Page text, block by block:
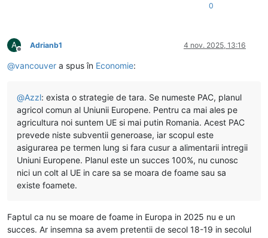
0
A
Deconectat
Adrianb1 4 nov. 2025, 13:16
@vancouver a spus în Economie:
@Azzl: exista o strategie de tara. Se numeste PAC, planul
agricol comun al Uniunii Europene. Pentru ca mai ales pe
agricultura noi suntem UE si mai putin Romania. Acest PAC
prevede niste subventii generoase, iar scopul este
asigurarea pe termen lung si fara cusur a alimentarii intregii
Uniuni Europene. Planul este un succes 100%, nu cunosc
nici un colt al UE in care sa se moara de foame sau sa
existe foamete.
Faptul ca nu se moare de foame in Europa in 2025 nu e un
succes. Ar insemna sa avem pretentii de secol 18-19 in secolul